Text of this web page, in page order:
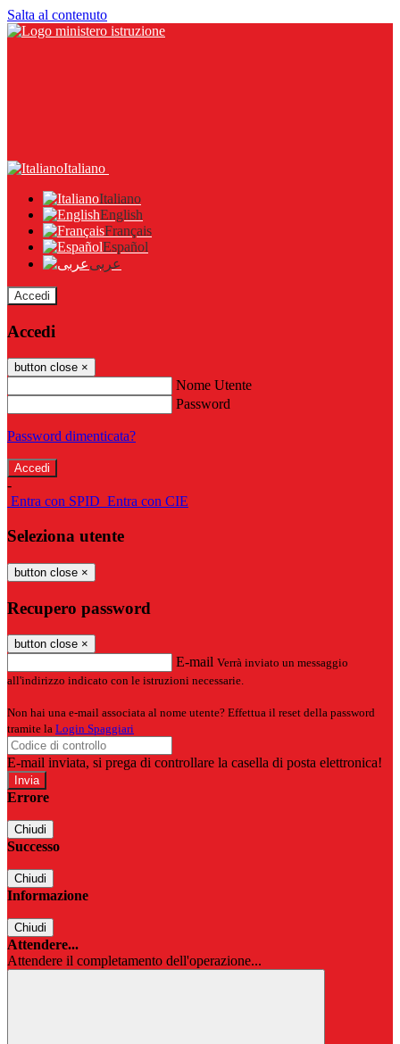
Salta al contenuto
Italiano
Italiano
English
Français
Español
عربى
Accedi
Accedi
button close ×
Nome Utente
Password
Password dimenticata?
-
Entra con SPID Entra con CIE
Seleziona utente
button close ×
Recupero password
button close ×
E-mail Verrà inviato un messaggio
all'indirizzo indicato con le istruzioni necessarie.
Non hai una e-mail associata al nome utente? Effettua il reset della password
tramite la Login Spaggiari
E-mail inviata, si prega di controllare la casella di posta elettronica!
Errore
Chiudi
Successo
Chiudi
Informazione
Chiudi
Attendere...
Attendere il completamento dell'operazione...